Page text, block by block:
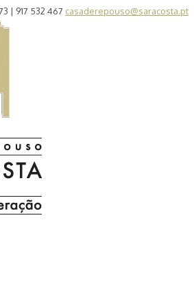
| 917 532 467 casaderepouso@saracosta.pt